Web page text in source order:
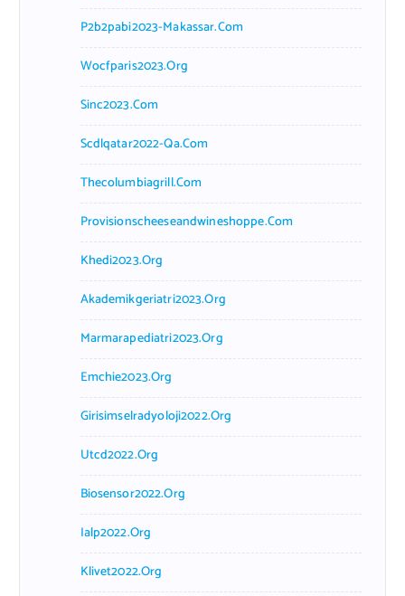
P2b2pabi2023-Makassar.com
Wocfparis2023.org
Sinc2023.com
Scdlqatar2022-Qa.com
Thecolumbiagrill.com
Provisionscheeseandwineshoppe.com
Khedi2023.org
Akademikgeriatri2023.org
Marmarapediatri2023.org
Emchie2023.org
Girisimselradyoloji2022.org
Utcd2022.org
Biosensor2022.org
Ialp2022.org
Klivet2022.org